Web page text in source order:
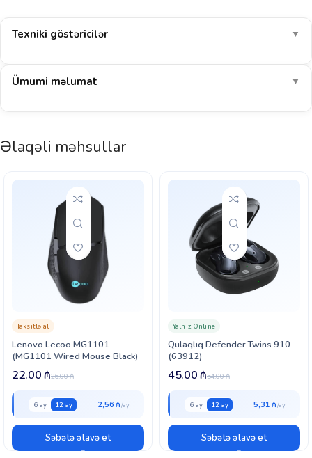
Texniki göstəricilər ▼
Ümumi məlumat ▼
Əlaqəli məhsullar
Lenovo Lecoo MG1101
(MG1101 Wired Mouse Black)
Taksitlə al
26.00₼
22.00₼
6 ay 12 ay 2,56 ₼
Səbətə əlavə et
Qulaqlıq Defender Twins 910
(63912)
Yalnız Online
54.00₼
45.00₼
6 ay 12 ay 5,31 ₼
Səbətə əlavə et